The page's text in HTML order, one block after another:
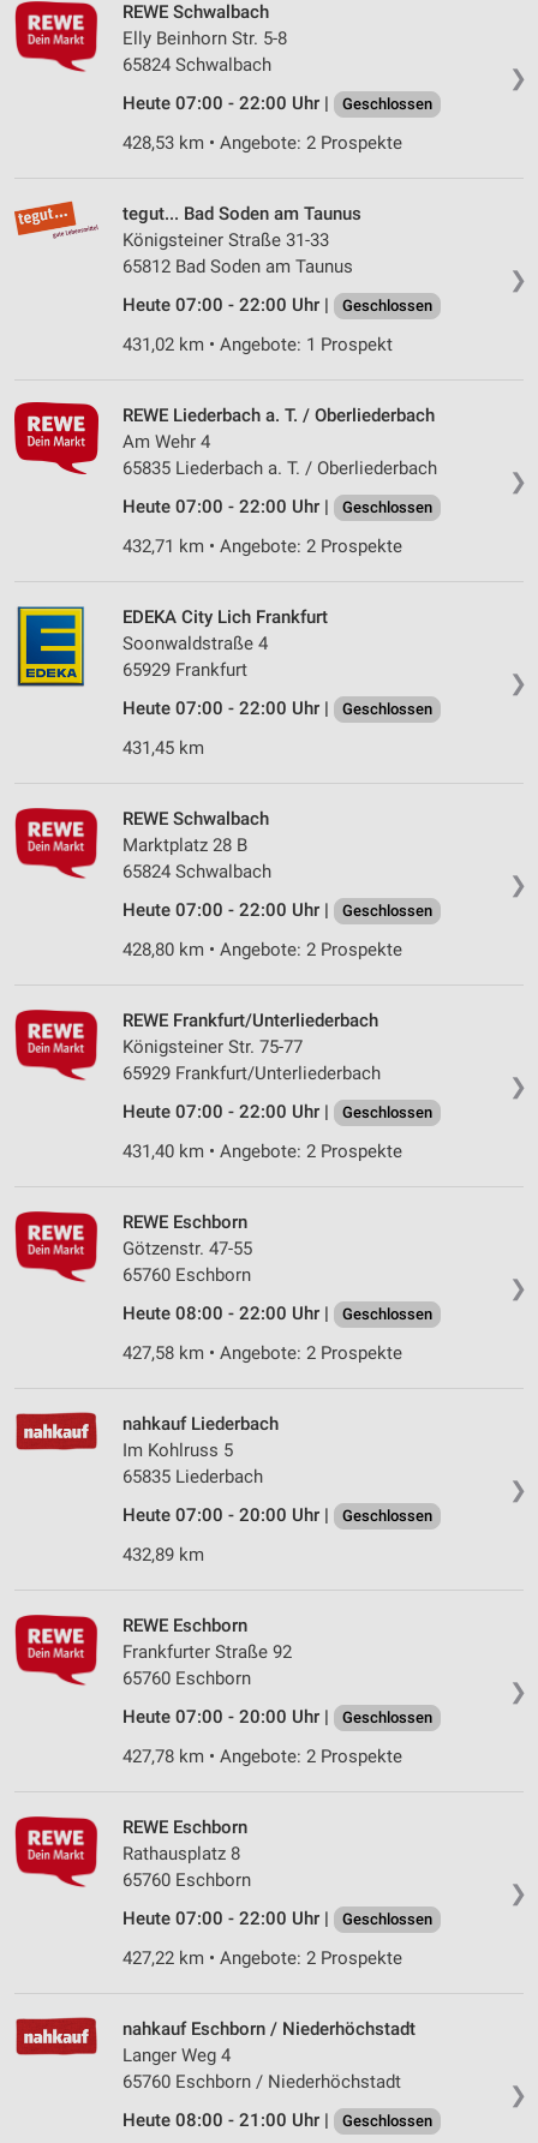
❯
REWE Schwalbach
Elly Beinhorn Str. 5-8
65824 Schwalbach
Heute 07:00 - 22:00 Uhr |
Geschlossen
428,53 km • Angebote: 2 Prospekte
❯
tegut... Bad Soden am Taunus
Königsteiner Straße 31-33
65812 Bad Soden am Taunus
Heute 07:00 - 22:00 Uhr |
Geschlossen
431,02 km • Angebote: 1 Prospekt
❯
REWE Liederbach a. T. / Oberliederbach
Am Wehr 4
65835 Liederbach a. T. / Oberliederbach
Heute 07:00 - 22:00 Uhr |
Geschlossen
432,71 km • Angebote: 2 Prospekte
❯
EDEKA City Lich Frankfurt
Soonwaldstraße 4
65929 Frankfurt
Heute 07:00 - 22:00 Uhr |
Geschlossen
431,45 km
❯
REWE Schwalbach
Marktplatz 28 B
65824 Schwalbach
Heute 07:00 - 22:00 Uhr |
Geschlossen
428,80 km • Angebote: 2 Prospekte
❯
REWE Frankfurt/Unterliederbach
Königsteiner Str. 75-77
65929 Frankfurt/Unterliederbach
Heute 07:00 - 22:00 Uhr |
Geschlossen
431,40 km • Angebote: 2 Prospekte
❯
REWE Eschborn
Götzenstr. 47-55
65760 Eschborn
Heute 08:00 - 22:00 Uhr |
Geschlossen
427,58 km • Angebote: 2 Prospekte
❯
nahkauf Liederbach
Im Kohlruss 5
65835 Liederbach
Heute 07:00 - 20:00 Uhr |
Geschlossen
432,89 km
❯
REWE Eschborn
Frankfurter Straße 92
65760 Eschborn
Heute 07:00 - 20:00 Uhr |
Geschlossen
427,78 km • Angebote: 2 Prospekte
❯
REWE Eschborn
Rathausplatz 8
65760 Eschborn
Heute 07:00 - 22:00 Uhr |
Geschlossen
427,22 km • Angebote: 2 Prospekte
❯
nahkauf Eschborn / Niederhöchstadt
Langer Weg 4
65760 Eschborn / Niederhöchstadt
Heute 08:00 - 21:00 Uhr |
Geschlossen